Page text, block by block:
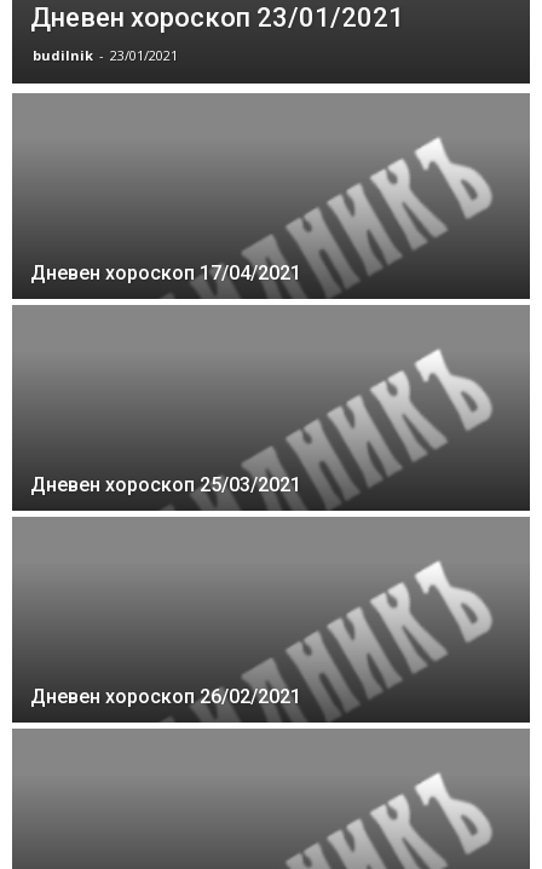
Дневен хороскоп 23/01/2021
budilnik - 23/01/2021
Дневен хороскоп 17/04/2021
Дневен хороскоп 25/03/2021
Дневен хороскоп 26/02/2021